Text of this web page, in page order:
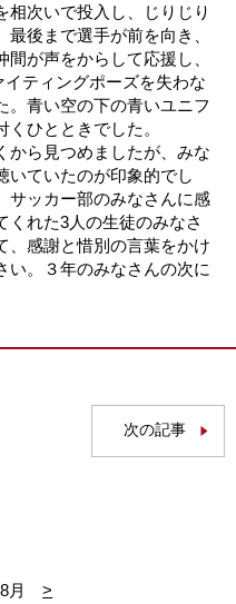
相次いで投入し、じりじり
後まで選手が前を向き、
が声をからして応援し、
ティングポーズを失わな
。青い空の下の青いユニフ
ひとときでした。
から見つめましたが、みな
いていたのが印象的でし
サッカー部のみなさんに感
くれた3人の生徒のみなさ
、感謝と惜別の言葉をかけ
い。３年のみなさんの次に
次の記事
月
>